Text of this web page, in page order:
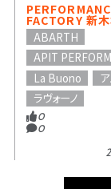
FACTORY 新
ABARTH
APIT
La Buono
ラヴォーノ
0
0